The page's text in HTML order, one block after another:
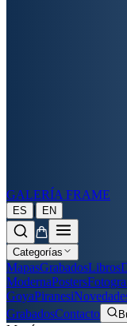
GALERÍA FRAME
ES | EN
Categorías
MapasGrabadosLibros
ModernaPosters
GoyaPiranesi
GrabadosContacto